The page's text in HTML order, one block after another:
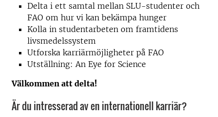
Delta i ett samtal mellan SLU-studenter och
FAO om hur vi kan bekämpa hunger
Kolla in studentarbeten om framtidens
livsmedelssystem
Utforska karriärmöjligheter på FAO
Utställning: An Eye for Science
Välkommen att delta!
Är du intresserad av en internationell karriär?